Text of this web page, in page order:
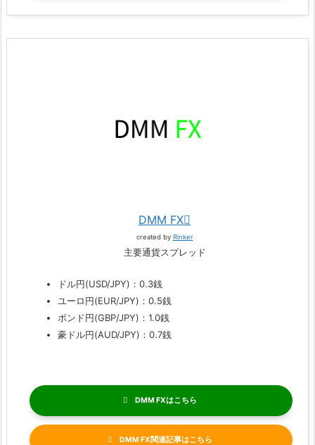
DMM FX
created by Rinker
主要通貨スプレッド
ドル円(USD/JPY)：0.3銭
ユーロ円(EUR/JPY)：0.5銭
ポンド円(GBP/JPY)：1.0銭
豪ドル円(AUD/JPY)：0.7銭
DMM FX
DMM FX関連記事